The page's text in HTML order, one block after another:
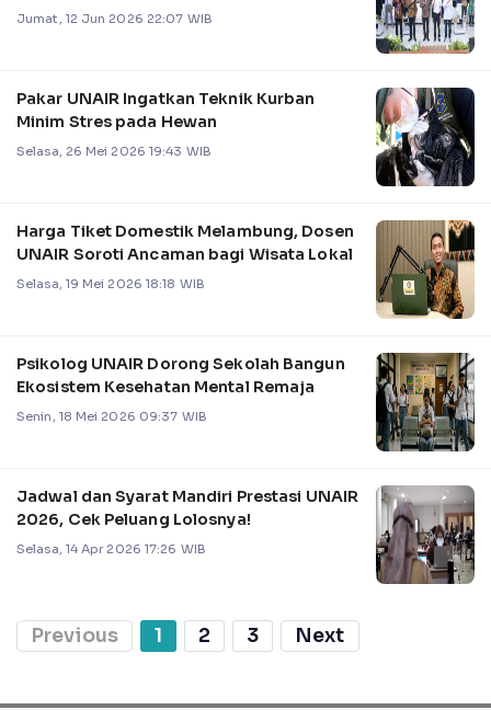
Jumat, 12 Jun 2026 22:07 WIB
Pakar UNAIR Ingatkan Teknik Kurban
Minim Stres pada Hewan
Selasa, 26 Mei 2026 19:43 WIB
Harga Tiket Domestik Melambung, Dosen
UNAIR Soroti Ancaman bagi Wisata Lokal
Selasa, 19 Mei 2026 18:18 WIB
Psikolog UNAIR Dorong Sekolah Bangun
Ekosistem Kesehatan Mental Remaja
Senin, 18 Mei 2026 09:37 WIB
Jadwal dan Syarat Mandiri Prestasi UNAIR
2026, Cek Peluang Lolosnya!
Selasa, 14 Apr 2026 17:26 WIB
Previous 1 2 3 Next